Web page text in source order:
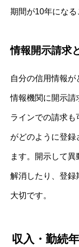
期間が10年になる
情報開示請求
自分の信用情報が
情報機関に開示請
ラインでの請求も
がどのように登録
ます。開示して
解消したり、登録
大切です。
収入・勤続